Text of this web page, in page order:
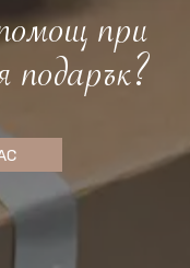
при
подарък?